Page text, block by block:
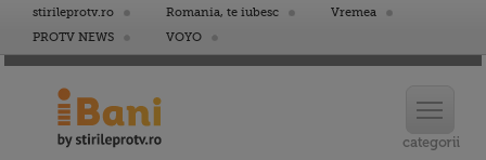
stirileprotv.ro Romania, te iubesc
Vremea
PROTV NEWS
VOYO